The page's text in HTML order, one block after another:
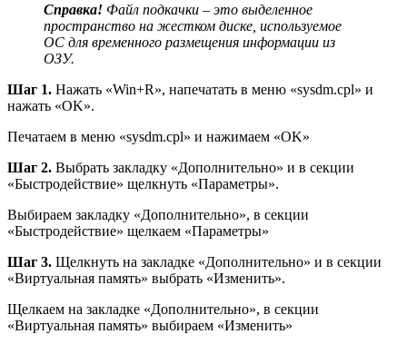
Справка! Файл подкачки – это выделенное
пространство на жестком диске, используемое
ОС для временного размещения информации из
ОЗУ.
Шаг 1. Нажать «Win+R», напечатать в меню «sysdm.cpl» и
нажать «OK».
Печатаем в меню «sysdm.cpl» и нажимаем «OK»
Шаг 2. Выбрать закладку «Дополнительно» и в секции
«Быстродействие» щелкнуть «Параметры».
Выбираем закладку «Дополнительно», в секции
«Быстродействие» щелкаем «Параметры»
Шаг 3. Щелкнуть на закладке «Дополнительно» и в секции
«Виртуальная память» выбрать «Изменить».
Щелкаем на закладке «Дополнительно», в секции
«Виртуальная память» выбираем «Изменить»